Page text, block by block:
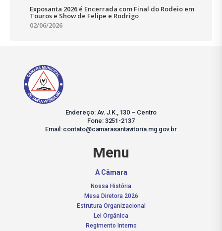
Exposanta 2026 é Encerrada com Final do Rodeio em
Touros e Show de Felipe e Rodrigo
02/06/2026
Endereço: Av. J.K., 130 – Centro
Fone: 3251-2137
Email: contato@camarasantavitoria.mg.gov.br
Menu
A Câmara
Nossa História
Mesa Diretora 2026
Estrutura Organizacional
Lei Orgânica
Regimento Interno